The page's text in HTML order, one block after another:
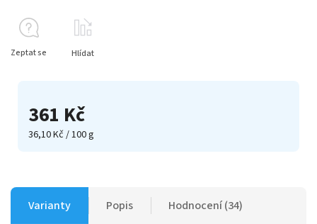
361 Kč
36,10 Kč / 100 g
Zeptat se Hlídat
Varianty Popis Hodnocení (34)